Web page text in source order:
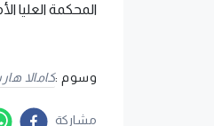
المحكمة العليا
وسوم :كامالا
مشاركة